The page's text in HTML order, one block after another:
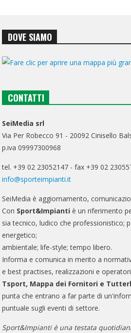
DOVE SIAMO
CONTATTI
SeiMedia srl
Via Per Robecco 91 - 20092 Cinisello
p.iva 09997300968
tel. +39 02 23052147 - fax +39 02
info@sporteimpianti.it
SeiMedia è aggiornamento,
Con Sport&Impianti è un riferimento
sia tecnico, ludico che professionistico;
energetico;
ambientale; life-style; tempo libero.
Informa e comunica in merito a
e best practises, realizzazioni e
Tsport, Mappa dei Fornitori e
punta che entrano a far parte di
puntuale sugli eventi di settore.
Sport&Impianti è una testata